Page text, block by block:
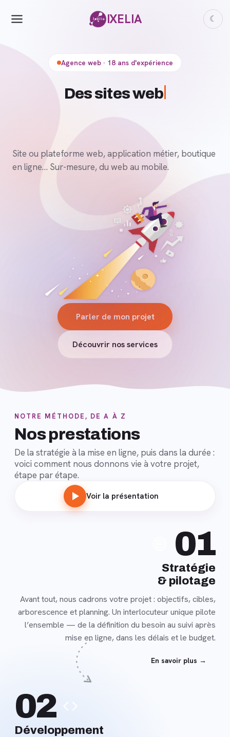
IXELIA ☾
Agence web · 18 ans d'expérience
De
Site ou plateforme web, application métier, boutique
en ligne… Sur-mesure, du web au mobile.
Parler de mon projet
Découvrir nos services
NOTRE MÉTHODE, DE A À Z
Nos prestations
De la stratégie à la mise en ligne, puis dans la durée :
voici comment nous donnons vie à votre projet,
étape par étape.
Voir la présentation
01
Stratégie
& pilotage
Avant tout, nous cadrons votre projet : objectifs, cibles,
arborescence et planning. Un interlocuteur unique pilote
l’ensemble — de la définition du besoin au suivi après
mise en ligne, dans les délais et le budget.
En savoir plus →
Développement
02